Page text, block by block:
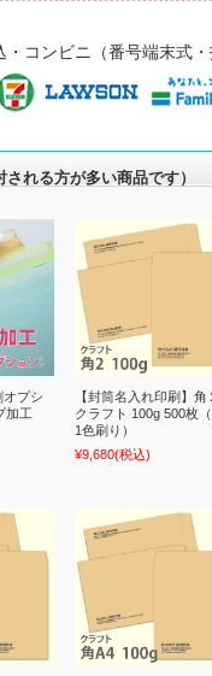
コンビニ（番号端末式
れる方が多い商品です）
オプシ
加工
【封筒名入れ印刷】角
クラフト 100g 500枚
1色刷り）
¥9,680(税込)